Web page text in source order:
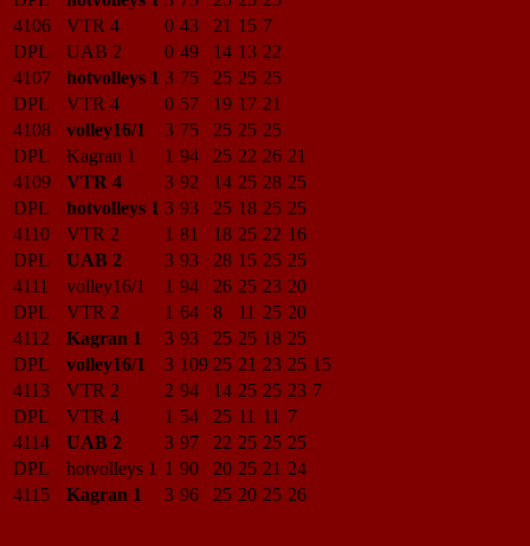
4106
VTR 4 0 43 21 15 7
DPL
UAB 2 0 49 14 13 22
4107
hotvolleys 1 3 75 25 25 25
DPL
VTR 4 0 57 19 17 21
4108
volley16/1 3 75 25 25 25
DPL
Kagran 1 1 94 25 22 26 21
4109
VTR 4 3 92 14 25 28 25
DPL
hotvolleys 1 3 93 25 18 25 25
4110
VTR 2 1 81 18 25 22 16
DPL
UAB 2 3 93 28 15 25 25
4111
volley16/1 1 94 26 25 23 20
DPL
VTR 2 1 64 8 11 25 20
4112
Kagran 1 3 93 25 25 18 25
DPL
volley16/1 3 109 25 21 23 25 15
4113
VTR 2 2 94 14 25 25 23 7
DPL
VTR 4 1 54 25 11 11 7
4114
UAB 2 3 97 22 25 25 25
DPL
hotvolleys 1 1 90 20 25 21 24
4115
Kagran 1 3 96 25 20 25 26